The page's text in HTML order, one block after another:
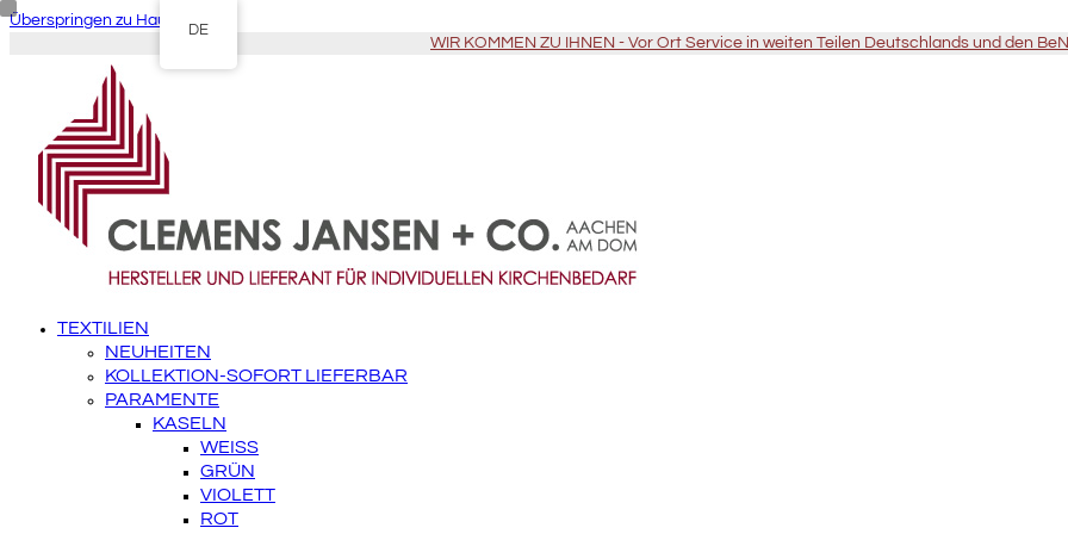
Überspringen zu Hauptinhalt
WIR KOMMEN ZU IHNEN - Vor Ort Service in weiten Teilen Deutschlands und den
TEXTILIEN
NEUHEITEN
KOLLEKTION-SOFORT LIEFERBAR
PARAMENTE
KASELN
WEISS
GRÜN
VIOLETT
ROT
DE